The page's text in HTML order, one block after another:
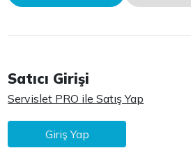
Satıcı Girişi
Servislet PRO ile Satış Yap
Giriş Yap